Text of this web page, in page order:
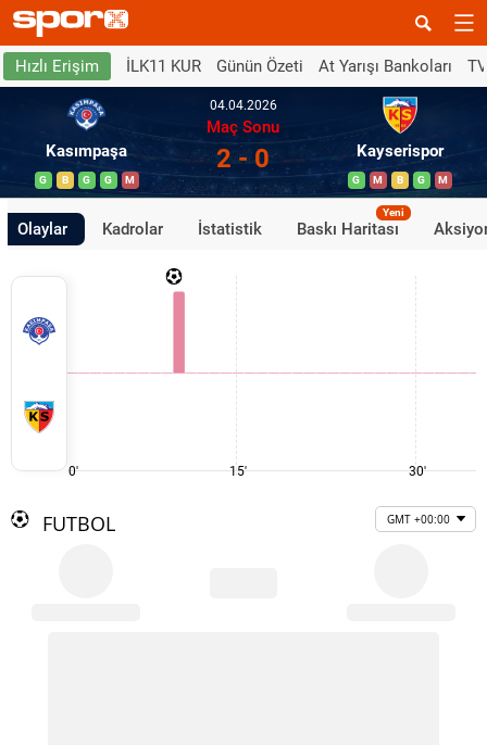
Hızlı Erişim İLK11 KUR Günün Özeti At Yarışı Bankoları
Kasımpaşa
G B G G M
04.04.2026
Maç Sonu
2 - 0 Kayserispor
G M B G M
Olaylar Kadrolar İstatistik Baskı Haritası
Yeni
0' 15' 30'
FUTBOL GMT +00:00